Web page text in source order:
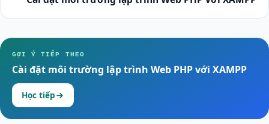
GỢI Ý TIẾP THEO
Cài đặt môi trường lập trình Web PHP với XAMPP
Học tiếp